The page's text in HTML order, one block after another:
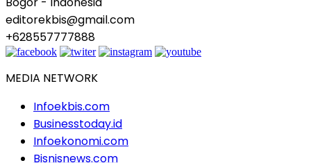
editorekbis@gmail.com
+628557777888
MEDIA NETWORK
Infoekbis.com
Businesstoday.id
Infoekonomi.com
Bisnisnews.com